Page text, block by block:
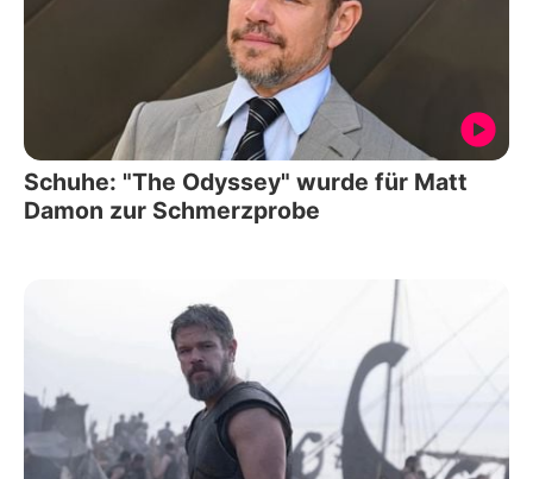
Schuhe: "The Odyssey" wurde für Matt
Damon zur Schmerzprobe